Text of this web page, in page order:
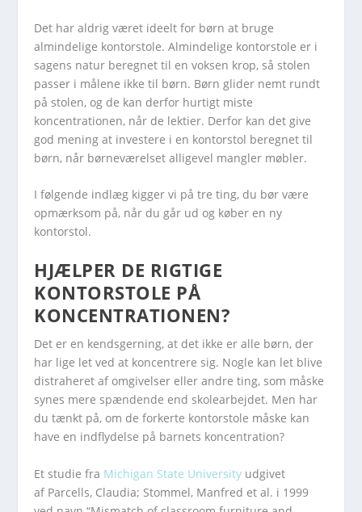
Det har aldrig været ideelt for børn at bruge
almindelige kontorstole. Almindelige kontorstole er i
sagens natur beregnet til en voksen krop, så stolen
passer i målene ikke til børn. Børn glider nemt rundt
på stolen, og de kan derfor hurtigt miste
koncentrationen, når de lektier. Derfor kan det give
god mening at investere i en kontorstol beregnet til
børn, når børneværelset alligevel mangler møbler.
I følgende indlæg kigger vi på tre ting, du bør være
opmærksom på, når du går ud og køber en ny
kontorstol.
HJÆLPER DE RIGTIGE
KONTORSTOLE PÅ
KONCENTRATIONEN?
Det er en kendsgerning, at det ikke er alle børn, der
har lige let ved at koncentrere sig. Nogle kan let blive
distraheret af omgivelser eller andre ting, som måske
synes mere spændende end skolearbejdet. Men har
du tænkt på, om de forkerte kontorstole måske kan
have en indflydelse på barnets koncentration?
Et studie fra Michigan State University udgivet
af Parcells, Claudia; Stommel, Manfred et al. i 1999